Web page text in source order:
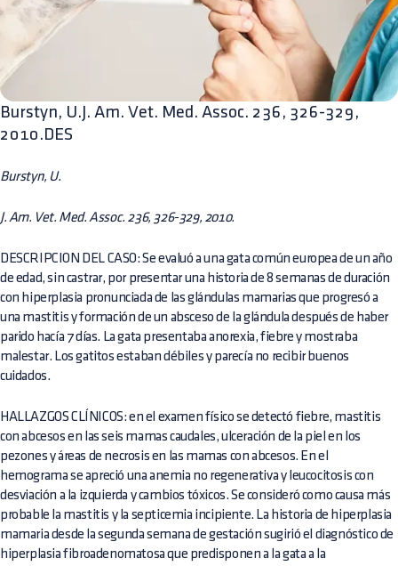
Burstyn, U.J. Am. Vet. Med. Assoc. 236, 326-329,
2010.DES
Burstyn, U.
J. Am. Vet. Med. Assoc. 236, 326-329, 2010.
DESCRIPCION DEL CASO: Se evaluó a una gata común europea de un año
de edad, sin castrar, por presentar una historia de 8 semanas de duración
con hiperplasia pronunciada de las glándulas mamarias que progresó a
una mastitis y formación de un absceso de la glándula después de haber
parido hacía 7 días. La gata presentaba anorexia, fiebre y mostraba
malestar. Los gatitos estaban débiles y parecía no recibir buenos
cuidados.
HALLAZGOS CLÍNICOS: en el examen físico se detectó fiebre, mastitis
con abcesos en las seis mamas caudales, ulceración de la piel en los
pezones y áreas de necrosis en las mamas con abcesos. En el
hemograma se apreció una anemia no regenerativa y leucocitosis con
desviación a la izquierda y cambios tóxicos. Se consideró como causa más
probable la mastitis y la septicemia incipiente. La historia de hiperplasia
mamaria desde la segunda semana de gestación sugirió el diagnóstico de
hiperplasia fibroadenomatosa que predisponen a la gata a la